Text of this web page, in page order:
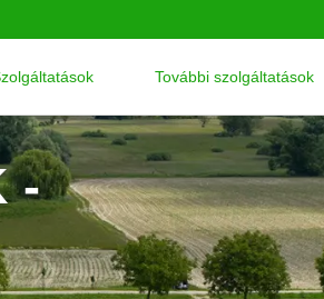
További szolgáltatások
-